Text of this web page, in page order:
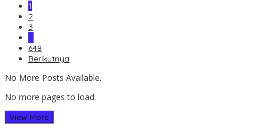
1
2
3
…
648
Berikutnya
No More Posts Available.
No more pages to load.
View More